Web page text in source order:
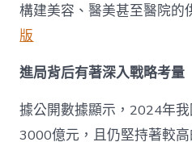
構建美容、醫美甚至醫院的
版
進局背后有著深入戰略考量
據公開數據顯示，2024年
3000億元，且仍堅持著較